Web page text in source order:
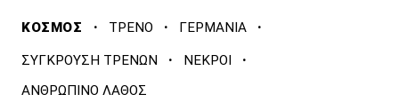
ΚΟΣΜΟΣ · ΤΡΕΝΟ · ΓΕΡΜΑΝΙΑ ·
ΣΥΓΚΡΟΥΣΗ ΤΡΕΝΩΝ · ΝΕΚΡΟΙ ·
ΑΝΘΡΩΠΙΝΟ ΛΑΘΟΣ